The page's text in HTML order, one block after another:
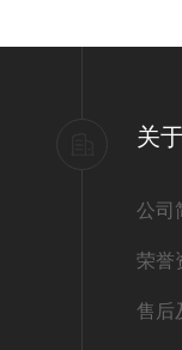
关
公司
荣誉
售后